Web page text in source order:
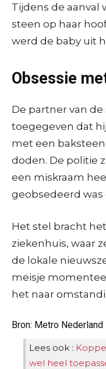
Tijdens de aanval
steen op haar
werd de baby uit
Obsessie
De partner van
toegegeven dat
met een
doden. De politie
een miskraam
geobsedeerd
Het stel bracht
ziekenhuis, waar
de lokale
meisje
het naar
Bron: Metro Nederland
Lees ook :
wel heel